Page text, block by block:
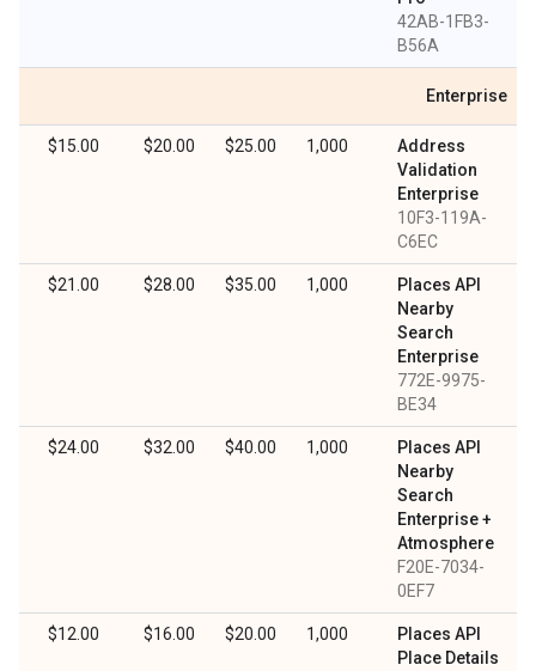
42AB-1FB3-
B56A
Enterprise
Address
Validation
Enterprise
10F3-119A-
C6EC
1,000
$25.00
$20.00
$15.00
Places API
Nearby
Search
Enterprise
772E-9975-
BE34
1,000
$35.00
$28.00
$21.00
Places API
Nearby
Search
Enterprise +
Atmosphere
F20E-7034-
0EF7
1,000
$40.00
$32.00
$24.00
Places API
Place Details
1,000
$20.00
$16.00
$12.00